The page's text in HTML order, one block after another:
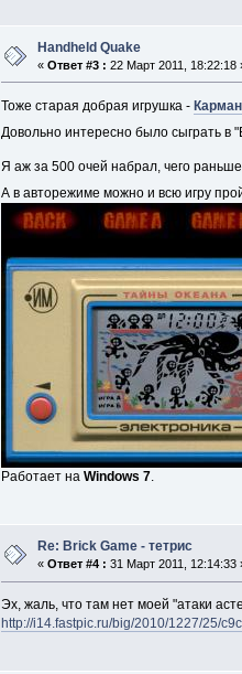
Handheld Quake
« Ответ #3 : 22 Март 2011, 18:22:18
Тоже старая добрая игрушка -
Довольно интересно было сыграть в
Я аж за 500 очей набрал, чего
А в авторежиме можно и всю игру
Работает наWindows 7.
Re: Brick Game - тетрис
« Ответ #4 : 31 Март 2011, 12:14:33
Эх, жаль, что там нет моей "атаки
http://i14.fastpic.ru/big/2010/1227/25/